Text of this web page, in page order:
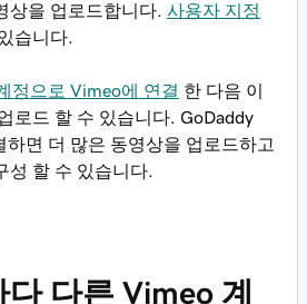
상을 업로드합니다. 사용자 지정
습니다.
정으로 Vimeo에 연결 한 다음 이
로드 할 수 있습니다. GoDaddy
하면 더 많은 동영상을 업로드하고
성 할 수 있습니다.
다른 Vimeo 계